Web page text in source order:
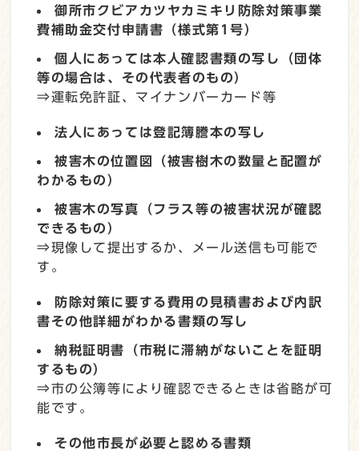
御所市クビアカツヤカミキリ防除対策事業
費補助金交付申請書（様式第1号）
個人にあっては本人確認書類の写し（団体
等の場合は、その代表者のもの）
⇒運転免許証、マイナンバーカード等
法人にあっては登記簿謄本の写し
被害木の位置図（被害樹木の数量と配置が
わかるもの）
被害木の写真（フラス等の被害状況が確認
できるもの）
⇒現像して提出するか、メール送信も可能で
す。
防除対策に要する費用の見積書および内訳
書その他詳細がわかる書類の写し
納税証明書（市税に滞納がないことを証明
するもの）
⇒市の公簿等により確認できるときは省略が可
能です。
その他市長が必要と認める書類